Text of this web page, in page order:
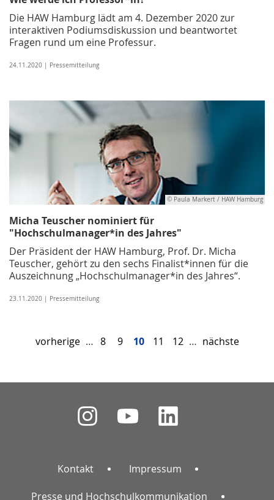
Die HAW Hamburg lädt am 4. Dezember 2020 zur
interaktiven Podiumsdiskussion und beantwortet
Fragen rund um eine Professur.
24.11.2020 | Pressemitteilung
© Paula Markert / HAW Hamburg
Micha Teuscher nominiert für
"Hochschulmanager*in des Jahres"
Der Präsident der HAW Hamburg, Prof. Dr. Micha
Teuscher, gehört zu den sechs Finalist*innen für die
Auszeichnung „Hochschulmanager*in des Jahres“.
23.11.2020 | Pressemitteilung
vorherige … 8 9 10 11 12 … nächste
Kontakt Impressum
Presse und Hochschulkommunikation